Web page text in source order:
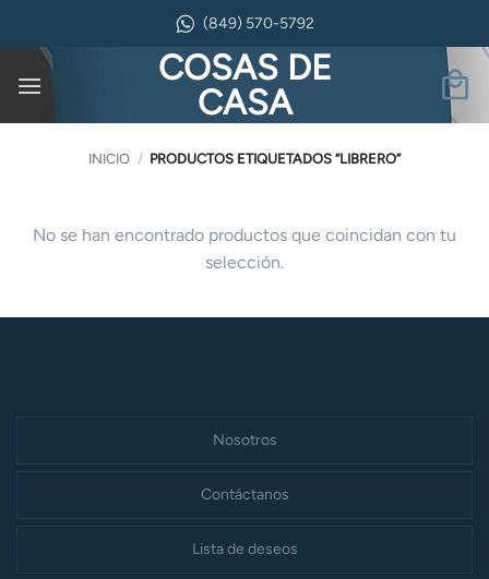
contenido
(849) 570-5792
COSAS DE
CASA
INICIO / PRODUCTOS ETIQUETADOS “LIBRERO”
No se han encontrado productos que coincidan con tu
selección.
Nosotros
Contáctanos
Lista de deseos